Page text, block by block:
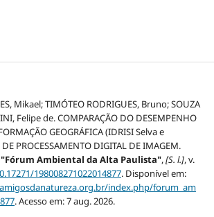
Mikael; TIMÓTEO RODRIGUES, Bruno; SOUZA
Felipe de. COMPARAÇÃO DO DESEMPENHO
GEOGRÁFICA (IDRISI Selva e
PROCESSAMENTO DIGITAL DE IMAGEM.
Ambiental da Alta Paulista",[S. l.], v.
198008271022014877. Disponível em:
index.php/forum_am
. Acesso em: 7 aug. 2026.